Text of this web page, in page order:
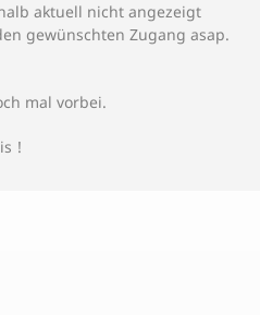
aktuell nicht angezeigt
gewünschten Zugang asap.
mal vorbei.
!